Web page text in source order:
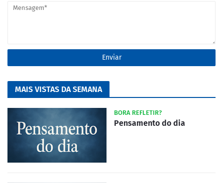
MAIS VISTAS DA SEMANA
BORA REFLETIR?
Pensamento do dia